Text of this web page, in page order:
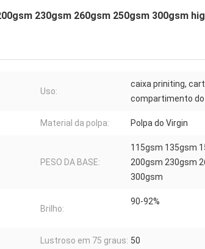
230gsm 260gsm 250gsm 300gsm
Uso:
caixa priniting,
compartimento do
Material da polpa: Polpa do Virgin
PESO DA BASE:
115gsm 135gsm
200gsm 230gsm
300gsm
Brilho:
90-92%
Lustroso em 75 graus: 50